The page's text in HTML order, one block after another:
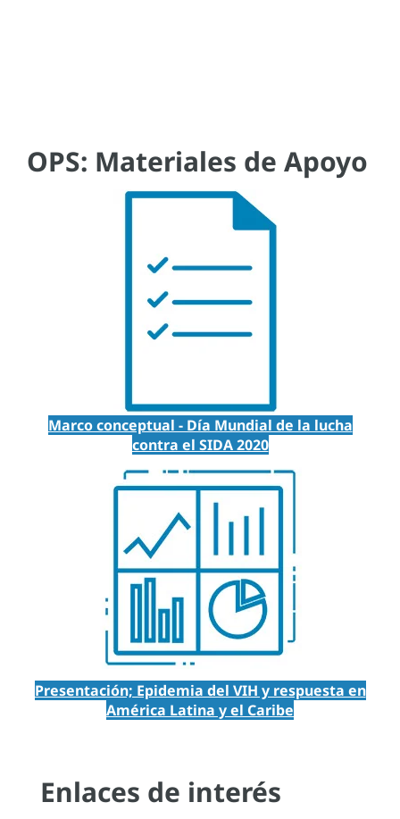
OPS: Materiales de Apoyo
Marco conceptual - Día Mundial de la lucha
contra el SIDA 2020
Presentación; Epidemia del VIH y respuesta en
América Latina y el Caribe
Enlaces de interés